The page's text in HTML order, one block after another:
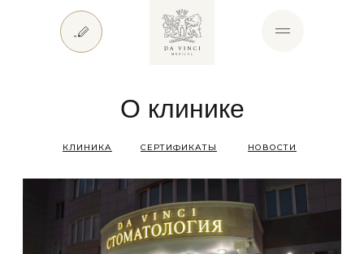
О клинике
КЛИНИКА СЕРТИФИКАТЫ НОВОСТИ